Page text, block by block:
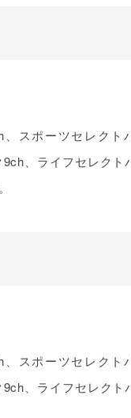
スポーツセレクト
、ライフセレクト
スポーツセレクト
、ライフセレクト